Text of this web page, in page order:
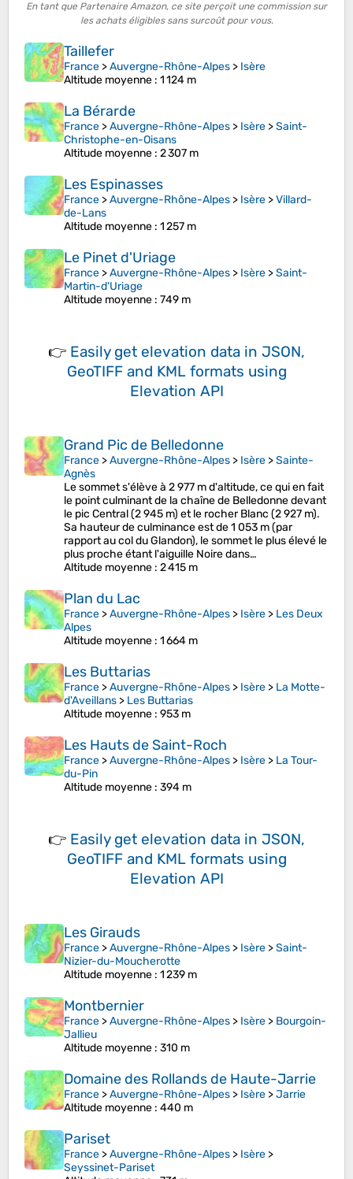
En tant que Partenaire Amazon, ce site perçoit une commission sur
les achats éligibles sans surcoût pour vous.
Taillefer
France >Auvergne-Rhône-Alpes > Isère
Altitude moyenne : 1 124 m
La Bérarde
France >Auvergne-Rhône-Alpes > Isère >Saint-
Christophe-en-Oisans
Altitude moyenne : 2 307 m
Les Espinasses
France >Auvergne-Rhône-Alpes > Isère >Villard-
de-Lans
Altitude moyenne : 1 257 m
Le Pinet d'Uriage
France >Auvergne-Rhône-Alpes > Isère >Saint-
Martin-d'Uriage
Altitude moyenne : 749 m
👉 Easily get elevation data in JSON,
GeoTIFF and KML formats using
Elevation API
Grand Pic de Belledonne
France >Auvergne-Rhône-Alpes > Isère >Sainte-
Agnès
Le sommet s'élève à 2 977 m d'altitude, ce qui en fait
le point culminant de la chaîne de Belledonne devant
le pic Central (2 945 m) et le rocher Blanc (2 927 m).
Sa hauteur de culminance est de 1 053 m (par
rapport au col du Glandon), le sommet le plus élevé le
plus proche étant l'aiguille Noire dans…
Altitude moyenne : 2 415 m
Plan du Lac
France >Auvergne-Rhône-Alpes > Isère > Les Deux
Alpes
Altitude moyenne : 1 664 m
Les Buttarias
France >Auvergne-Rhône-Alpes > Isère > La Motte-
d'Aveillans > Les Buttarias
Altitude moyenne : 953 m
Les Hauts de Saint-Roch
France >Auvergne-Rhône-Alpes > Isère > La Tour-
du-Pin
Altitude moyenne : 394 m
👉 Easily get elevation data in JSON,
GeoTIFF and KML formats using
Elevation API
Les Girauds
France >Auvergne-Rhône-Alpes > Isère >Saint-
Nizier-du-Moucherotte
Altitude moyenne : 1 239 m
Montbernier
France >Auvergne-Rhône-Alpes > Isère > Bourgoin-
Jallieu
Altitude moyenne : 310 m
Domaine des Rollands de Haute-Jarrie
France >Auvergne-Rhône-Alpes > Isère >Jarrie
Altitude moyenne : 440 m
Pariset
France >Auvergne-Rhône-Alpes > Isère >
Seyssinet-Pariset